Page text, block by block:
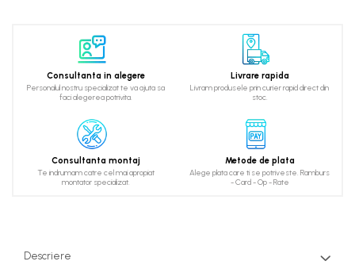
Consultanta in alegere
Personalul nostru specializat te va ajuta sa
faci alegerea potrivita.
Livrare rapida
Livram produsele prin curier rapid direct din
stoc.
Consultanta montaj
Te indrumam catre cel mai apropiat
montator specializat.
Metode de plata
Alege plata care ti se potriveste. Ramburs
- Card - Op - Rate
Descriere